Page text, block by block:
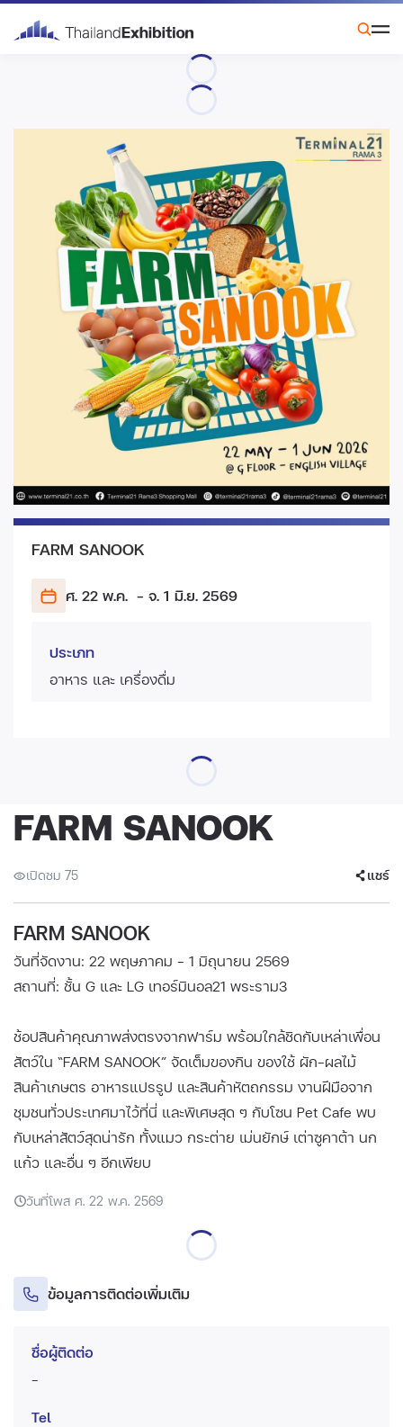
FARM SANOOK
ศ. 22 พ.ค. - จ. 1 มิ.ย. 2569
ประเภท
อาหาร และ เครื่องดื่ม
FARM SANOOK
เปิดชม 75 แชร์
FARM SANOOK
วันที่จัดงาน: 22 พฤษภาคม - 1 มิถุนายน 2569
สถานที่: ชั้น G และ LG เทอร์มินอล21 พระราม3
ช้อปสินค้าคุณภาพส่งตรงจากฟาร์ม พร้อมใกล้ชิดกับเหล่าเพื่อน
สัตว์ใน “FARM SANOOK” จัดเต็มของกิน ของใช้ ผัก-ผลไม้
สินค้าเกษตร อาหารแปรรูป และสินค้าหัตถกรรม งานฝีมือจาก
ชุมชนทั่วประเทศมาไว้ที่นี่ และพิเศษสุด ๆ กับโซน Pet Cafe พบ
กับเหล่าสัตว์สุดน่ารัก ทั้งแมว กระต่าย เม่นยักษ์ เต่าซูคาต้า นก
แก้ว และอื่น ๆ อีกเพียบ
วันที่โพส ศ. 22 พ.ค. 2569
ข้อมูลการติดต่อเพิ่มเติม
ชื่อผู้ติดต่อ
-
Tel